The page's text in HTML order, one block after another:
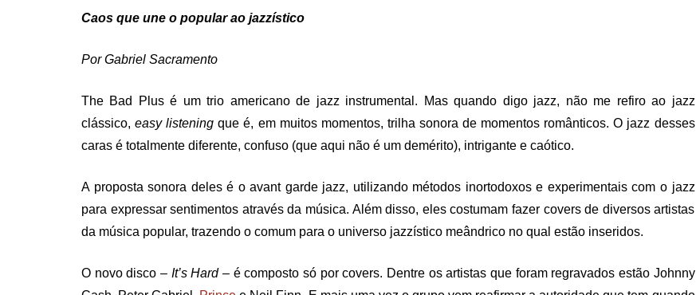
Caos que une o popular ao jazzístico
Por Gabriel Sacramento
The Bad Plus é um trio americano de jazz instrumental. Mas quando digo jazz, não me refiro ao jazz
clássico,easy listening que é, em muitos momentos, trilha sonora de momentos românticos. O jazz desses
caras é totalmente diferente, confuso (que aqui não é um demérito), intrigante e caótico.
A proposta sonora deles é o avant garde jazz, utilizando métodos inortodoxos e experimentais com o jazz
para expressar sentimentos através da música. Além disso, eles costumam fazer covers de diversos artistas
da música popular, trazendo o comum para o universo jazzístico meândrico no qual estão inseridos.
O novo disco – It’s Hard – é composto só por covers. Dentre os artistas que foram regravados estão Johnny